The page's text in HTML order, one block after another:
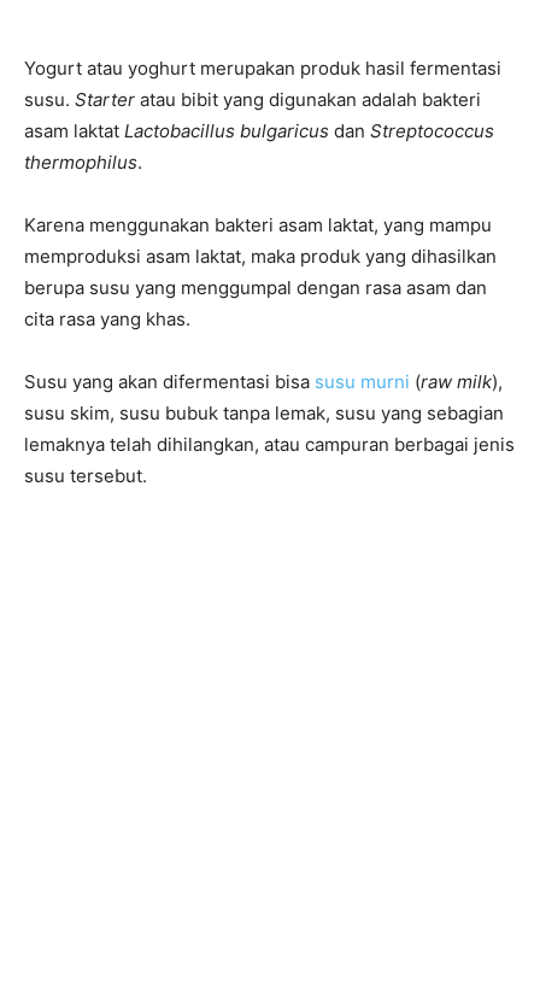
Yogurt atau yoghurt merupakan produk hasil fermentasi
susu. Starter atau bibit yang digunakan adalah bakteri
asam laktat Lactobacillus bulgaricus dan Streptococcus
thermophilus.
Karena menggunakan bakteri asam laktat, yang mampu
memproduksi asam laktat, maka produk yang dihasilkan
berupa susu yang menggumpal dengan rasa asam dan
cita rasa yang khas.
Susu yang akan difermentasi bisa susu murni (raw milk),
susu skim, susu bubuk tanpa lemak, susu yang sebagian
lemaknya telah dihilangkan, atau campuran berbagai jenis
susu tersebut.